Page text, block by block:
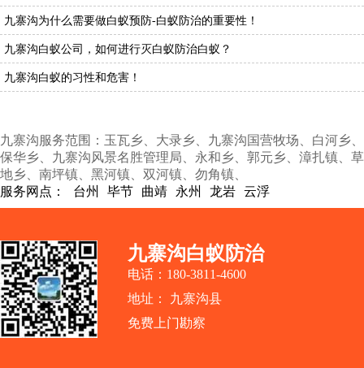
九寨沟为什么需要做白蚁预防-白蚁防治的重要性！
九寨沟白蚁公司，如何进行灭白蚁防治白蚁？
九寨沟白蚁的习性和危害！
九寨沟服务范围：玉瓦乡、大录乡、九寨沟国营牧场、白河乡、
保华乡、九寨沟风景名胜管理局、永和乡、郭元乡、漳扎镇、草
地乡、南坪镇、黑河镇、双河镇、勿角镇、
服务网点：
台州 毕节 曲靖 永州 龙岩 云浮
九寨沟白蚁防治
电话：180-3811-4600
地址： 九寨沟县
免费上门勘察